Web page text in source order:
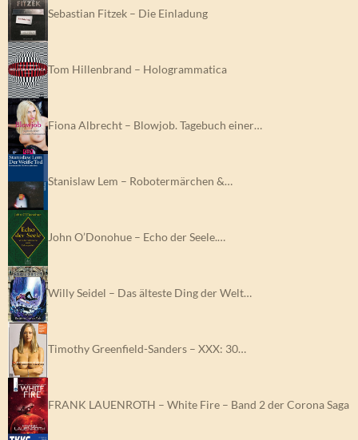
Sebastian Fitzek – Die Einladung
Tom Hillenbrand – Hologrammatica
Fiona Albrecht – Blowjob. Tagebuch einer…
Stanislaw Lem – Robotermärchen &…
John O’Donohue – Echo der Seele.…
Willy Seidel – Das älteste Ding der Welt…
Timothy Greenfield-Sanders – XXX: 30…
FRANK LAUENROTH – White Fire – Band 2 der Corona Saga